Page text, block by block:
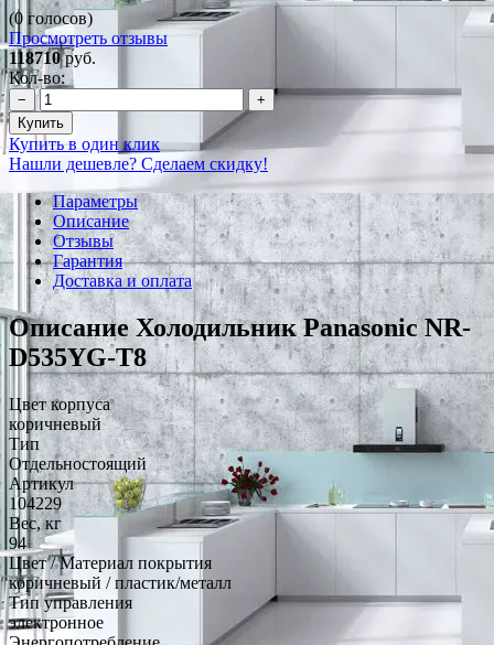
(0 голосов)
Просмотреть отзывы
118710руб.
Кол-во:
−
+
Купить
Купить в один клик
Нашли дешевле? Сделаем скидку!
Параметры
Описание
Отзывы
Гарантия
Доставка и оплата
Описание Холодильник Panasonic NR-
D535YG-T8
Цвет корпуса
коричневый
Тип
Отдельностоящий
Артикул
104229
Вес, кг
94
Цвет / Материал покрытия
коричневый / пластик/металл
Тип управления
электронное